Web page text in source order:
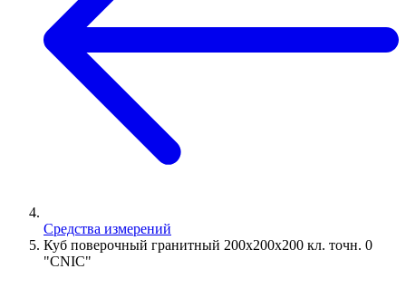
Средства измерений
Куб поверочный гранитный 200х200х200 кл. точн. 0
"CNIC"